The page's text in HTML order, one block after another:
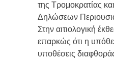
της Τρομοκρατίας
Δηλώσεων
Στην αιτιολογική
επαρκώς ότι η
υποθέσεις διαφθοράς